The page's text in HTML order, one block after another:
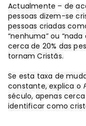
Actualmente – de
pessoas dizem-se
pessoas criadas
“nenhuma” ou
cerca de 20% das
tornam Cristãs.
Se esta taxa de
constante, explica o
século, apenas
identificar como